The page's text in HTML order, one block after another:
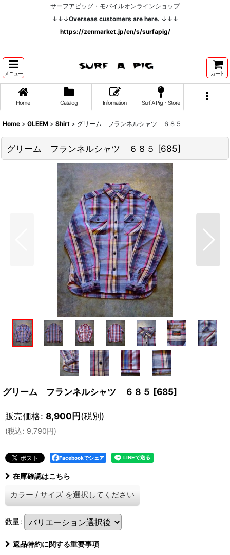
サーフアピッグ・モバイルオンラインショップ
↓↓↓Overseas customers are here. ↓↓↓
https://zenmarket.jp/en/s/surfapig/
メニュー カート
Home Catalog Infomation Surf A Pig・Store
Home > GLEEM > Shirt > グリーム フランネルシャツ ６８５
グリーム フランネルシャツ ６８５ [685]
グリーム フランネルシャツ ６８５ [685]
販売価格: 8,900円(税別)
(税込: 9,790円)
Facebookでシェア
在庫確認はこちら
カラー / サイズ を選択してください
数量:
返品特約に関する重要事項